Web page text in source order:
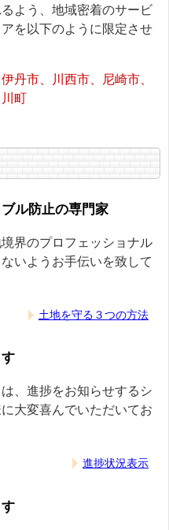
よう、地域密着のサービ
を以下のように限定させ
丹市、川西市、尼崎市、
町
ル防止の専門家
界のプロフェッショナル
いようお手伝いを致して
土地を守る３つの方法
、進捗をお知らせするシ
大変喜んでいただいてお
進捗状況表示